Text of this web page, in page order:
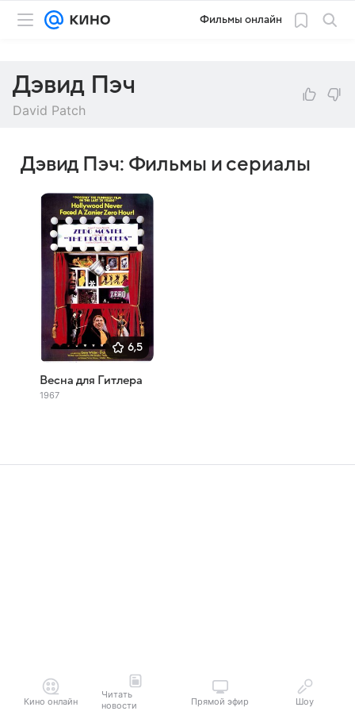
Фильмы онлайн
Дэвид Пэч
David Patch
Дэвид Пэч: Фильмы и сериалы
6,5
Весна для Гитлера
1967
Кино онлайн
Читать
новости
Прямой эфир Шоу